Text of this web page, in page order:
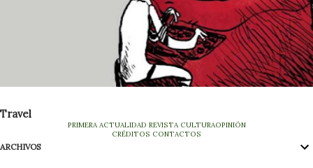
Travel
PRIMERA ACTUALIDAD REVISTA CULTURAOPINIÓN
CRÉDITOS CONTACTOS
ARCHIVOS